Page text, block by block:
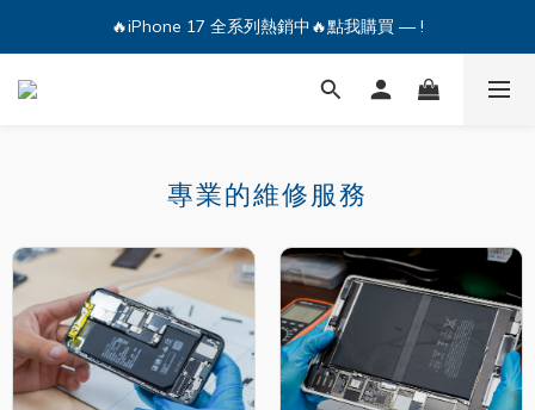
🔥iPhone 17 全系列熱銷中🔥點我購買 — !
🔥iPhone 17 全系列熱銷中🔥點我購買 — !
💕加入Q哥 Line 新好友領優惠券！🎫
專業的維修服務